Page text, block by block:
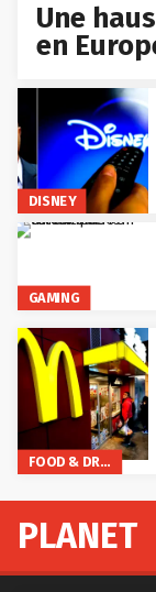
Une
en
DISNEY
GAMING
FOOD & DRINKS
PLANET